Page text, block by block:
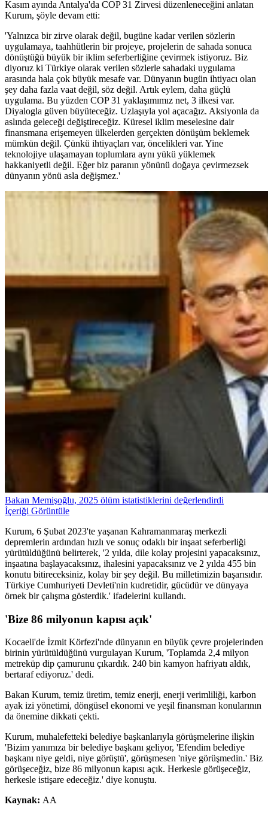
Kasım ayında Antalya'da COP 31 Zirvesi düzenleneceğini anlatan
Kurum, şöyle devam etti:
'Yalnızca bir zirve olarak değil, bugüne kadar verilen sözlerin
uygulamaya, taahhütlerin bir projeye, projelerin de sahada sonuca
dönüştüğü büyük bir iklim seferberliğine çevirmek istiyoruz. Biz
diyoruz ki Türkiye olarak verilen sözlerle sahadaki uygulama
arasında hala çok büyük mesafe var. Dünyanın bugün ihtiyacı olan
şey daha fazla vaat değil, söz değil. Artık eylem, daha güçlü
uygulama. Bu yüzden COP 31 yaklaşımımız net, 3 ilkesi var.
Diyalogla güven büyüteceğiz. Uzlaşıyla yol açacağız. Aksiyonla da
aslında geleceği değiştireceğiz. Küresel iklim meselesine dair
finansmana erişemeyen ülkelerden gerçekten dönüşüm beklemek
mümkün değil. Çünkü ihtiyaçları var, öncelikleri var. Yine
teknolojiye ulaşamayan toplumlara aynı yükü yüklemek
hakkaniyetli değil. Eğer biz paranın yönünü doğaya çevirmezsek
dünyanın yönü asla değişmez.'
Bakan Memişoğlu, 2025 ölüm istatistiklerini değerlendirdi
İçeriği Görüntüle
Kurum, 6 Şubat 2023'te yaşanan Kahramanmaraş merkezli
depremlerin ardından hızlı ve sonuç odaklı bir inşaat seferberliği
yürütüldüğünü belirterek, '2 yılda, dile kolay projesini yapacaksınız,
inşaatına başlayacaksınız, ihalesini yapacaksınız ve 2 yılda 455 bin
konutu bitireceksiniz, kolay bir şey değil. Bu milletimizin başarısıdır.
Türkiye Cumhuriyeti Devleti'nin kudretidir, gücüdür ve dünyaya
örnek bir çalışma gösterdik.' ifadelerini kullandı.
'Bize 86 milyonun kapısı açık'
Kocaeli'de İzmit Körfezi'nde dünyanın en büyük çevre projelerinden
birinin yürütüldüğünü vurgulayan Kurum, 'Toplamda 2,4 milyon
metreküp dip çamurunu çıkardık. 240 bin kamyon hafriyatı aldık,
bertaraf ediyoruz.' dedi.
Bakan Kurum, temiz üretim, temiz enerji, enerji verimliliği, karbon
ayak izi yönetimi, döngüsel ekonomi ve yeşil finansman konularının
da önemine dikkati çekti.
Kurum, muhalefetteki belediye başkanlarıyla görüşmelerine ilişkin
'Bizim yanımıza bir belediye başkanı geliyor, 'Efendim belediye
başkanı niye geldi, niye görüştü', görüşmesen 'niye görüşmedin.' Biz
görüşeceğiz, bize 86 milyonun kapısı açık. Herkesle görüşeceğiz,
herkesle istişare edeceğiz.' diye konuştu.
Kaynak: AA